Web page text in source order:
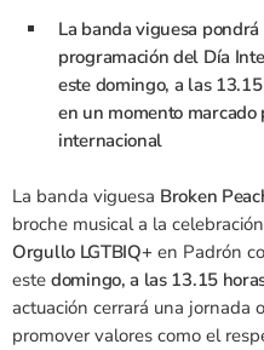
La banda viguesa
programación del Día
este domingo, a las
en un momento marcado
internacional
La banda viguesa Broken
broche musical a la
Orgullo LGTBIQ+en Padrón
este domingo, a las 13.15
actuación cerrará una jornada
promover valores como el